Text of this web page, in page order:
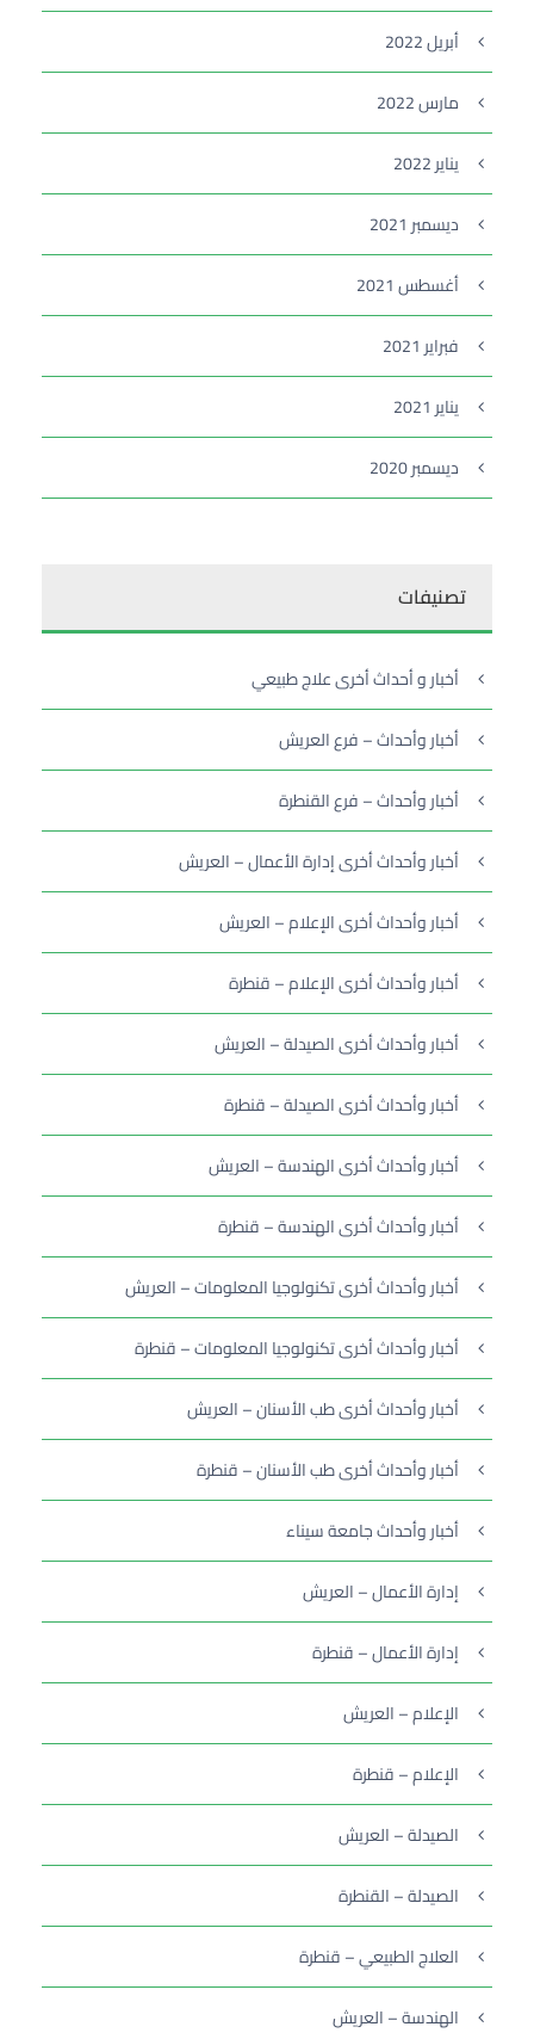
أبريل 2022
مارس 2022
يناير 2022
ديسمبر 2021
أغسطس 2021
فبراير 2021
يناير 2021
ديسمبر 2020
تصنيفات
أخبار و أحداث أخرى علاج طبيعي
أخبار وأحداث – فرع العريش
أخبار وأحداث – فرع القنطرة
أخبار وأحداث أخرى إدارة الأعمال – العريش
أخبار وأحداث أخرى الإعلام – العريش
أخبار وأحداث أخرى الإعلام – قنطرة
أخبار وأحداث أخرى الصيدلة – العريش
أخبار وأحداث أخرى الصيدلة – قنطرة
أخبار وأحداث أخرى الهندسة – العريش
أخبار وأحداث أخرى الهندسة – قنطرة
أخبار وأحداث أخرى تكنولوجيا المعلومات – العريش
أخبار وأحداث أخرى تكنولوجيا المعلومات – قنطرة
أخبار وأحداث أخرى طب الأسنان – العريش
أخبار وأحداث أخرى طب الأسنان – قنطرة
أخبار وأحداث جامعة سيناء
إدارة الأعمال – العريش
إدارة الأعمال – قنطرة
الإعلام – العريش
الإعلام – قنطرة
الصيدلة – العريش
الصيدلة – القنطرة
العلاج الطبيعي – قنطرة
الهندسة – العريش